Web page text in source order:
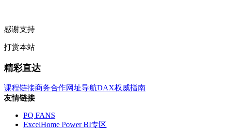
感谢支持
打赏本站
精彩直达
课程链接商务合作网址导航DAX权威指南
友情链接
PQ FANS
ExcelHome Power BI专区